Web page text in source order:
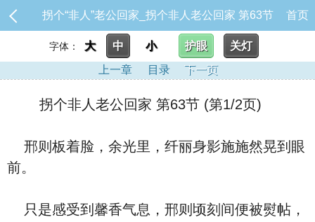
拐个“非人”老公回家_拐个非人老公回家 第63节 首页
字体： 大 中 小 护眼
关灯
上一章
目录 下一页
拐个非人老公回家 第63节 (第1/2页)
邢则板着脸，余光里，纤丽身影施施然晃到眼
前。
只是感受到馨香气息，邢则顷刻间便被熨帖，